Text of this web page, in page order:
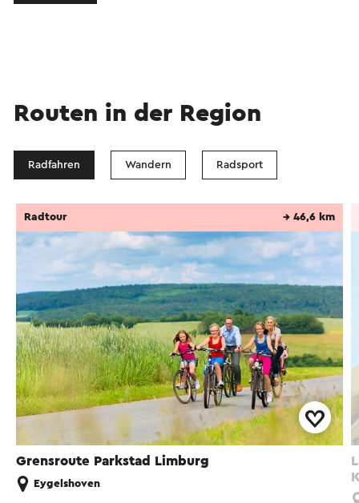
Routen in der Region
Radfahren Wandern Radsport
Grensroute Parkstad Limburg
Radtour → 46,6 km
Eygelshoven